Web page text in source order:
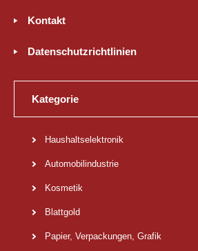
Kontakt
Datenschutzrichtlinien
Kategorie
Haushaltselektronik
Automobilindustrie
Kosmetik
Blattgold
Papier, Verpackungen, Grafik